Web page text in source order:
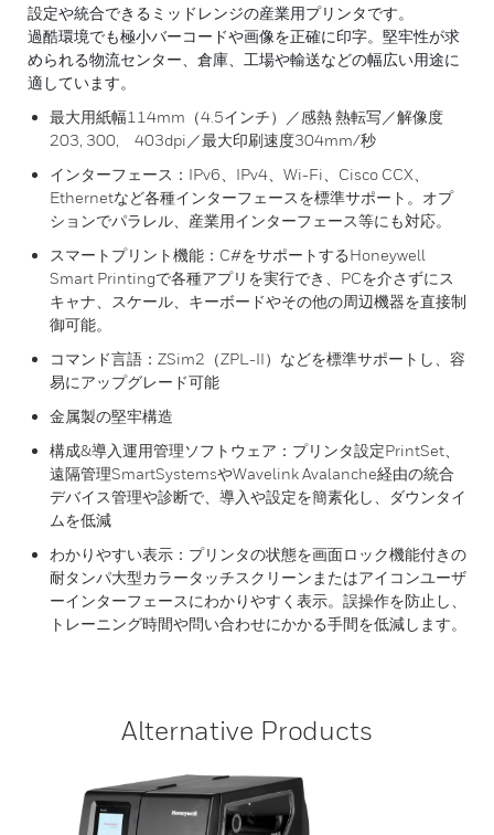
設定や統合できるミッドレンジの産業用プリンタです。
過酷環境でも極小バーコードや画像を正確に印字。堅牢性が求
められる物流センター、倉庫、工場や輸送などの幅広い用途に
適しています。
最大用紙幅114mm（4.5インチ）／感熱 熱転写／解像度
203, 300, 403dpi／最大印刷速度304mm/秒
インターフェース：IPv6、IPv4、Wi-Fi、Cisco CCX、
Ethernetなど各種インターフェースを標準サポート。オプ
ションでパラレル、産業用インターフェース等にも対応。
スマートプリント機能：C#をサポートするHoneywell
Smart Printingで各種アプリを実行でき、PCを介さずにス
キャナ、スケール、キーボードやその他の周辺機器を直接制
御可能。
コマンド言語：ZSim2（ZPL-II）などを標準サポートし、容
易にアップグレード可能
金属製の堅牢構造
構成&導入運用管理ソフトウェア：プリンタ設定PrintSet、
遠隔管理SmartSystemsやWavelink Avalanche経由の統合
デバイス管理や診断で、導入や設定を簡素化し、ダウンタイ
ムを低減
わかりやすい表示：プリンタの状態を画面ロック機能付きの
耐タンパ大型カラータッチスクリーンまたはアイコンユーザ
ーインターフェースにわかりやすく表示。誤操作を防止し、
トレーニング時間や問い合わせにかかる手間を低減します。
Alternative Products